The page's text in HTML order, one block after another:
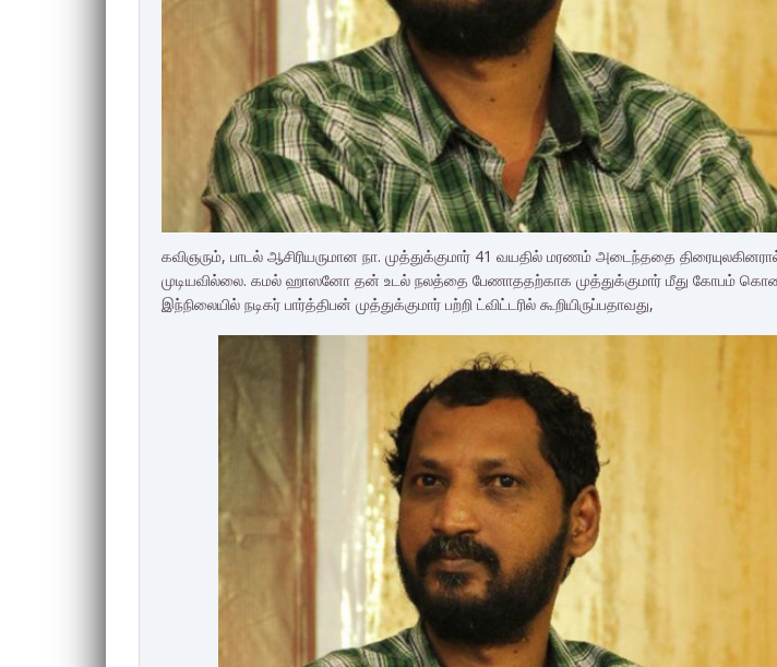
கவிஞரும், பாடல் ஆசிரியருமான நா. முத்துக்குமார் 41 வயதில் மரணம் அடைந்ததை
முடியவில்லை. கமல் ஹாஸனோ தன் உடல் நலத்தை பேணாததற்காக முத்துக்குமார் மீது கோபம்
இந்நிலையில் நடிகர் பார்த்திபன் முத்துக்குமார் பற்றி ட்விட்டரில் கூறியிருப்பதாவது,